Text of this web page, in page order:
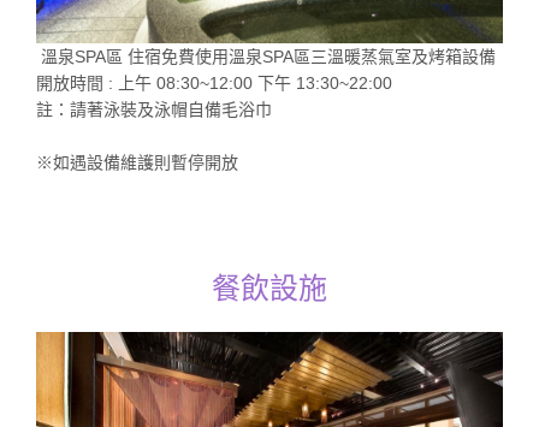
溫泉SPA區 住宿免費使用溫泉SPA區三溫暖蒸氣室及烤箱設備
開放時間 : 上午 08:30~12:00 下午 13:30~22:00
註：請著泳裝及泳帽自備毛浴巾
※如遇設備維護則暫停開放
餐飲設施